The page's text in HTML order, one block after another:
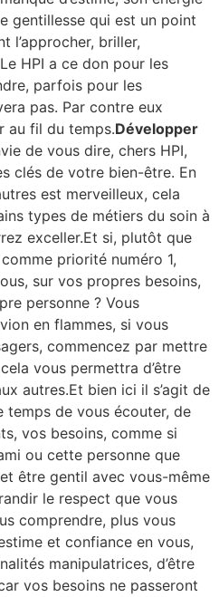
gentillesse qui est un point
l’approcher, briller,
HPI a ce don pour les
parfois pour les
pas. Par contre eux
au fil du temps.Développer
de vous dire, chers HPI,
clés de votre bien-être. En
est merveilleux, cela
types de métiers du soin à
exceller.Et si, plutôt que
priorité numéro 1,
sur vos propres besoins,
personne ? Vous
en flammes, si vous
commencez par mettre
vous permettra d’être
autres.Et bien ici il s’agit de
temps de vous écouter, de
vos besoins, comme si
ou cette personne que
être gentil avec vous-même
le respect que vous
comprendre, plus vous
et confiance en vous,
manipulatrices, d’être
vos besoins ne passeront